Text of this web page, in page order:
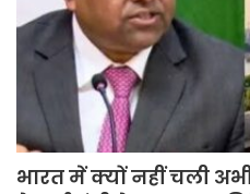
भारत में क्यों नहीं चली